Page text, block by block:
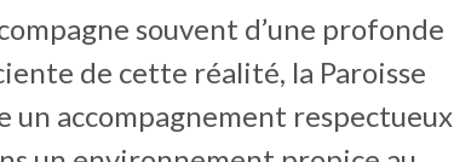
souvent d’une profonde
de cette réalité, la Paroisse
un accompagnement respectueux